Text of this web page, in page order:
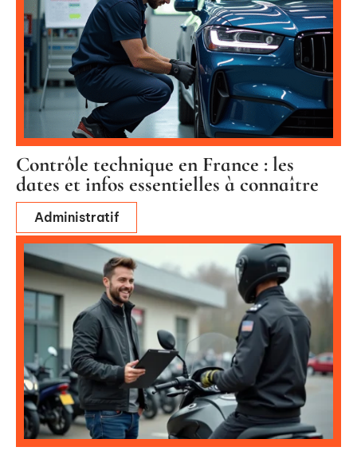
Contrôle technique en France : les
dates et infos essentielles à connaître
Administratif